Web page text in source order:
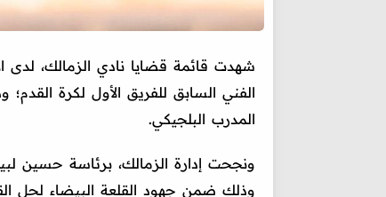
شهدت قائمة قضايا نادي الزمالك، لدى
الفني السابق للفريق الأول لكرة
المدرب البلجيكي.
ونجحت إدارة الزمالك، برئاسة حسين
وذلك ضمن جهود القلعة البيضاء لحل